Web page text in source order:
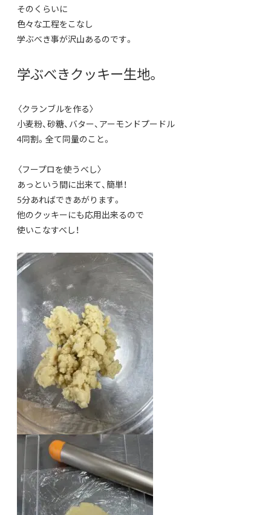
そのくらいに
色々な工程をこなし
学ぶべき事が沢山あるのです。
学ぶべきクッキー生地。
〈クランブルを作る〉
小麦粉、砂糖、バター、アーモンドプードル
4同割。全て同量のこと。
〈フープロを使うべし〉
あっという間に出来て、簡単！
5分あればできあがります。
他のクッキーにも応用出来るので
使いこなすべし！